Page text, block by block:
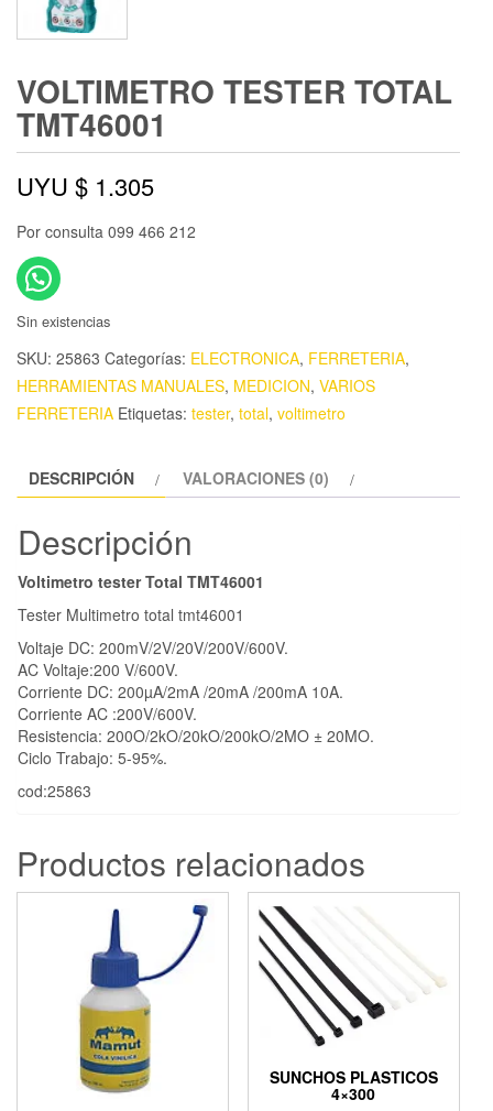
VOLTIMETRO TESTER TOTAL
TMT46001
UYU $ 1.305
Por consulta 099 466 212
Sin existencias
SKU: 25863 Categorías: ELECTRONICA, FERRETERIA,
HERRAMIENTAS MANUALES, MEDICION, VARIOS
FERRETERIA Etiquetas: tester, total, voltimetro
DESCRIPCIÓN VALORACIONES (0)
Descripción
Voltimetro tester Total TMT46001
Tester Multimetro total tmt46001
Voltaje DC: 200mV/2V/20V/200V/600V.
AC Voltaje:200 V/600V.
Corriente DC: 200µA/2mA /20mA /200mA 10A.
Corriente AC :200V/600V.
Resistencia: 200O/2kO/20kO/200kO/2MO ± 20MO.
Ciclo Trabajo: 5-95%.
cod:25863
Productos relacionados
SUNCHOS PLASTICOS
4×300